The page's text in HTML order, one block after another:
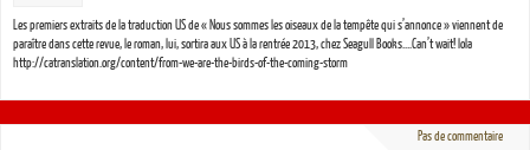
Les premiers extraits de la traduction US de « Nous sommes les oiseaux de la tempête qui s’annonce » viennent de
paraître dans cette revue, le roman, lui, sortira aux US à la rentrée 2013, chez Seagull Books….Can’t wait! lola
http://catranslation.org/content/from-we-are-the-birds-of-the-coming-storm
Pas de commentaire